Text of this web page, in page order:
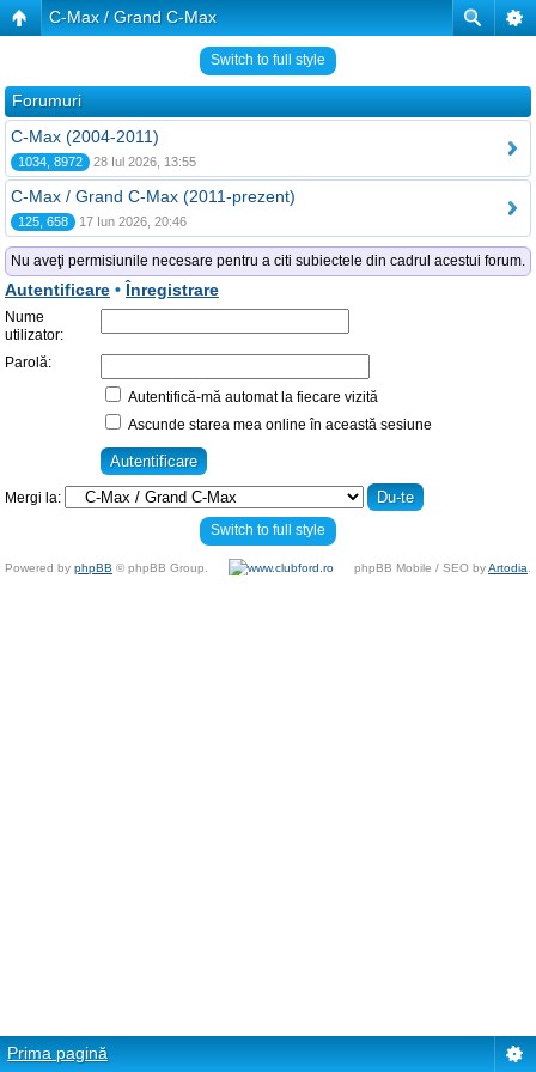
C-Max / Grand C-Max
Switch to full style
Forumuri
C-Max (2004-2011)
1034, 8972 28 Iul 2026, 13:55
C-Max / Grand C-Max (2011-prezent)
125, 658 17 Iun 2026, 20:46
Nu aveţi permisiunile necesare pentru a citi subiectele din cadrul acestui forum.
Autentificare • Înregistrare
Nume
utilizator:
Parolă:
Autentifică-mă automat la fiecare vizită
Ascunde starea mea online în această sesiune
Mergi la:
Switch to full style
Powered by phpBB © phpBB Group. phpBB Mobile / SEO byArtodia
Prima pagină